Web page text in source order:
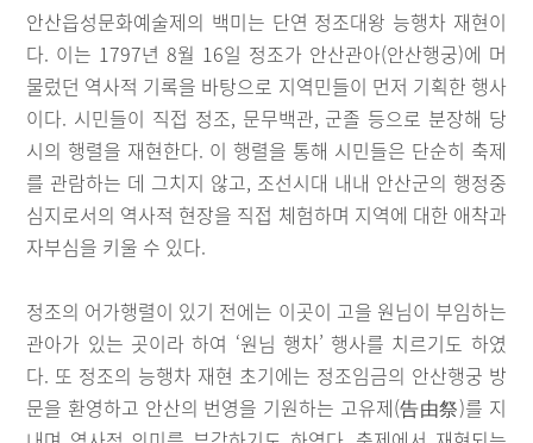
안산읍성문화예술제의 백미는 단연 정조대왕 능행차 재현이
다. 이는 1797년 8월 16일 정조가 안산관아(안산행궁)에 머
물렀던 역사적 기록을 바탕으로 지역민들이 먼저 기획한 행사
이다. 시민들이 직접 정조, 문무백관, 군졸 등으로 분장해 당
시의 행렬을 재현한다. 이 행렬을 통해 시민들은 단순히 축제
를 관람하는 데 그치지 않고, 조선시대 내내 안산군의 행정중
심지로서의 역사적 현장을 직접 체험하며 지역에 대한 애착과
자부심을 키울 수 있다.
정조의 어가행렬이 있기 전에는 이곳이 고을 원님이 부임하는
관아가 있는 곳이라 하여 ‘원님 행차’ 행사를 치르기도 하였
다. 또 정조의 능행차 재현 초기에는 정조임금의 안산행궁 방
문을 환영하고 안산의 번영을 기원하는 고유제(告由祭)를 지